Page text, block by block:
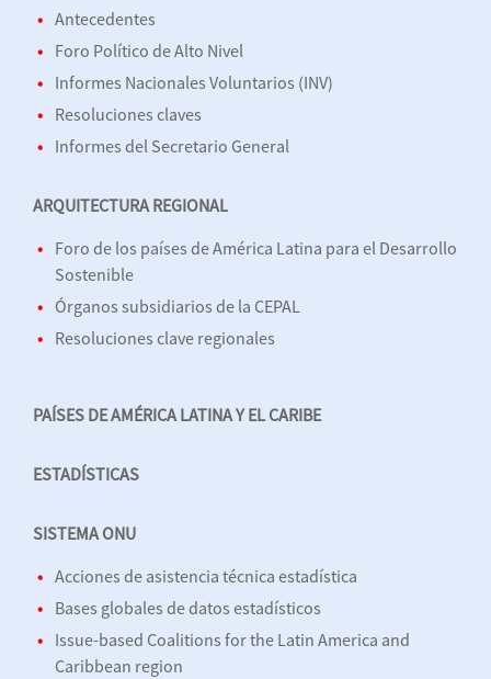
Antecedentes
Foro Político de Alto Nivel
Informes Nacionales Voluntarios (INV)
Resoluciones claves
Informes del Secretario General
ARQUITECTURA REGIONAL
Foro de los países de América Latina para el Desarrollo
Sostenible
Órganos subsidiarios de la CEPAL
Resoluciones clave regionales
PAÍSES DE AMÉRICA LATINA Y EL CARIBE
ESTADÍSTICAS
SISTEMA ONU
Acciones de asistencia técnica estadística
Bases globales de datos estadísticos
Issue-based Coalitions for the Latin America and
Caribbean region